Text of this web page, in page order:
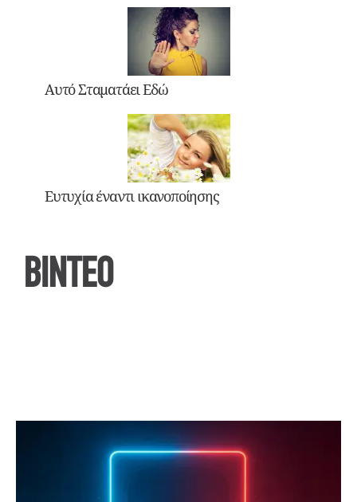
Αυτό Σταματάει Εδώ
Ευτυχία έναντι ικανοποίησης
ΒΙΝΤΕΟ